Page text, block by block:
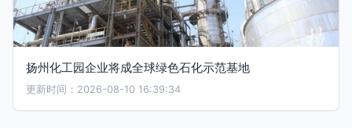
扬州化工园企业将成全球绿色石化示范基地
更新时间：2026-08-10 16:39:34